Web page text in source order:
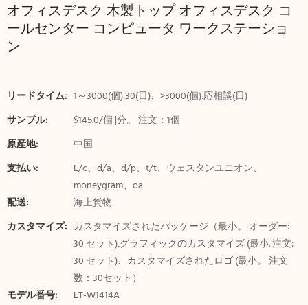
オフィスデスク 木製トップ オフィスデスク コ
ールセンター コンピュータ ワークステーショ
ン
リードタイム: 1～3000(個):30(日)、>3000(個):応相談(日)
サンプル:
$145.0/個 |分。 注文：1個
原産地:
中国
支払い:
L/c、d/a、d/p、t/t、ウェスタンユニオン、
moneygram、oa
配送:
海上貨物
カスタマイズ: カスタマイズされたパッケージ（最小。 オーダー:
30 セット),グラフィックのカスタマイズ (最小. 注文:
30 セット)、カスタマイズされたロゴ (最小。 注文
数：30セット）
モデル番号:
LT-W1414A